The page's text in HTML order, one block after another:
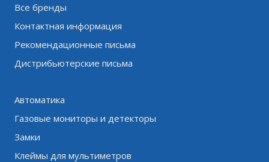
Все бренды
Контактная информация
Рекомендационные письма
Дистрибьютерские письма
Автоматика
Газовые мониторы и детекторы
Замки
Клеймы для мультиметров